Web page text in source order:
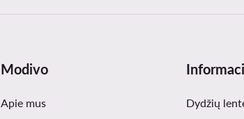
Modivo
Apie mus
Dydžių